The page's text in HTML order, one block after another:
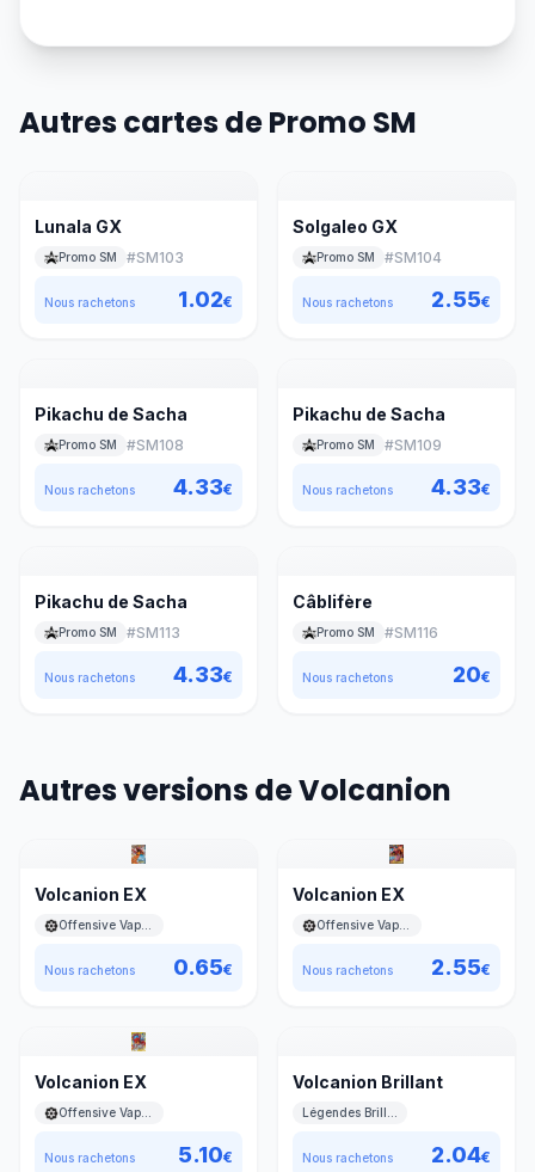
Autres cartes de Promo SM
Lunala GX
Promo SM #SM103
Nous rachetons 1.02€
Solgaleo GX
Promo SM #SM104
Nous rachetons 2.55€
Pikachu de Sacha
Promo SM #SM108
Nous rachetons 4.33€
Pikachu de Sacha
Promo SM #SM109
Nous rachetons 4.33€
Pikachu de Sacha
Promo SM #SM113
Nous rachetons 4.33€
Câblifère
Promo SM #SM116
Nous rachetons 20€
Autres versions de Volcanion
Volcanion EX
Nous rachetons 0.65€
Volcanion EX
Nous rachetons 2.55€
Volcanion EX
Nous rachetons 5.10€
Volcanion Brillant
Nous rachetons 2.04€